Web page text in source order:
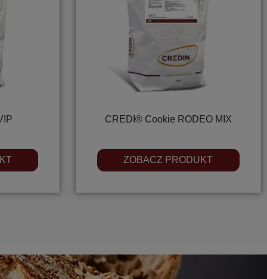
CREDI® Cookie RODEO MIX
ZOBACZ PRODUKT